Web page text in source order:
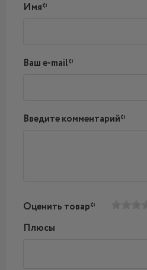
Имя*
Ваш e-mail*
Введите комментарий*
Оценить товар*
Плюсы